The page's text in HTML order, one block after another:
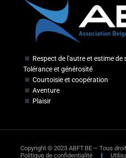
Respect de l'autre et estime de
Tolérance et générosité
Courtoisie et coopération
Aventure
Plaisir
Copyright © 2023 ABFT.BE – Tous
Politique de confidentialité